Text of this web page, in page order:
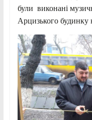
були виконані
Арцизького будинку